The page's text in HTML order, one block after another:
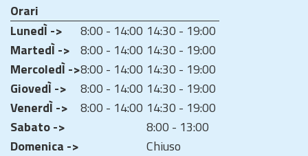
Orari
LunedÌ ->
8:00 - 14:00 14:30 - 19:00
MartedÌ -> 8:00 - 14:00 14:30 - 19:00
MercoledÌ ->8:00 - 14:00 14:30 - 19:00
GiovedÌ ->
8:00 - 14:00 14:30 - 19:00
VenerdÌ ->
8:00 - 14:00 14:30 - 19:00
Sabato ->
8:00 - 13:00
Domenica ->
Chiuso